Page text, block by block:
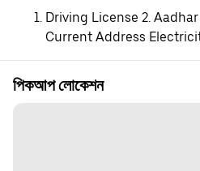
Driving License 2.
Current Address
পিকআপ লোকেশন